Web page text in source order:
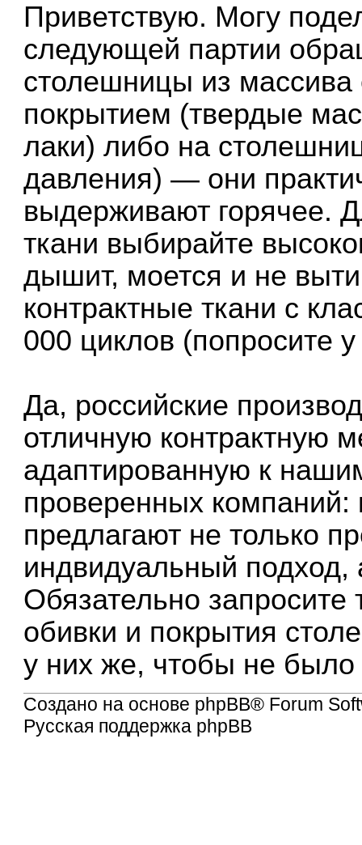
Приветствую. Могу
следующей партии
столешницы из
покрытием (твердые
лаки) либо на
давления) — они
выдерживают горячее.
ткани выбирайте
дышит, моется и не
контрактные ткани с
000 циклов (попросите
Да, российские
отличную контрактную
адаптированную к
проверенных компаний:
предлагают не только
индвидуальный подход,
Обязательно запросите
обивки и покрытия
у них же, чтобы не
Создано на основе phpBB® Forum
Русская поддержка phpBB